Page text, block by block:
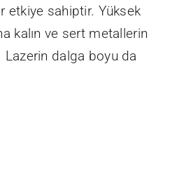
etkiye sahiptir. Yüksek
kalın ve sert metallerin
dalga boyu da